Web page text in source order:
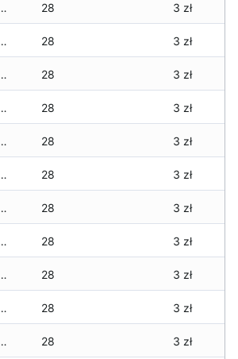
zł 28 3 zł
zł 28 3 zł
zł 28 3 zł
zł 28 3 zł
zł 28 3 zł
zł 28 3 zł
zł 28 3 zł
zł 28 3 zł
zł 28 3 zł
zł 28 3 zł
zł 28 3 zł